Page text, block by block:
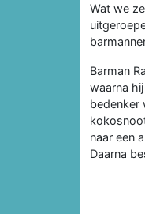
Wat we
Barman
waarna
bedenker
naar een
Daarna